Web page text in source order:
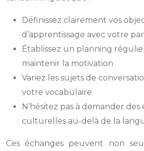
Définissez clairement vos
d’apprentissage avec votre
Établissez un planning
maintenir la motivation
Variez les sujets de
votre vocabulaire
N’hésitez pas à demander des
culturelles au-delà de la
Ces échanges peuvent non